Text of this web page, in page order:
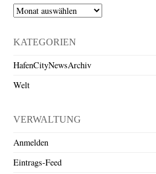
Archiv
KATEGORIEN
HafenCityNewsArchiv
Welt
VERWALTUNG
Anmelden
Eintrags-Feed